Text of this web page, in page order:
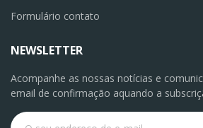
Formulário contato
NEWSLETTER
Acompanhe as nossas notícias e
email de confirmação aquando a